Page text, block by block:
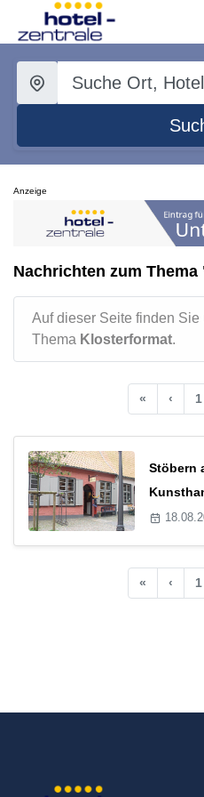
Anzeige
Nachrichten zum
Auf dieser Seite finden
Thema Klosterformat.
« ‹ 1
Stöbern
« ‹ 1